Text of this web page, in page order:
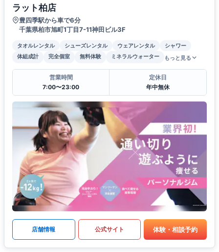
ラット柏店
豊四季駅から車で6分
千葉県柏市旭町1丁目7-11神田ビル3F
タオルレンタル シューズレンタル ウェアレンタル
シャワー
体組成計
完全個室 無料体験 ミネラルウォーター もっと見る
営業時間
7:00〜23:00
定休日
年中無休
店舗情報 公式サイト 体験・相談予約